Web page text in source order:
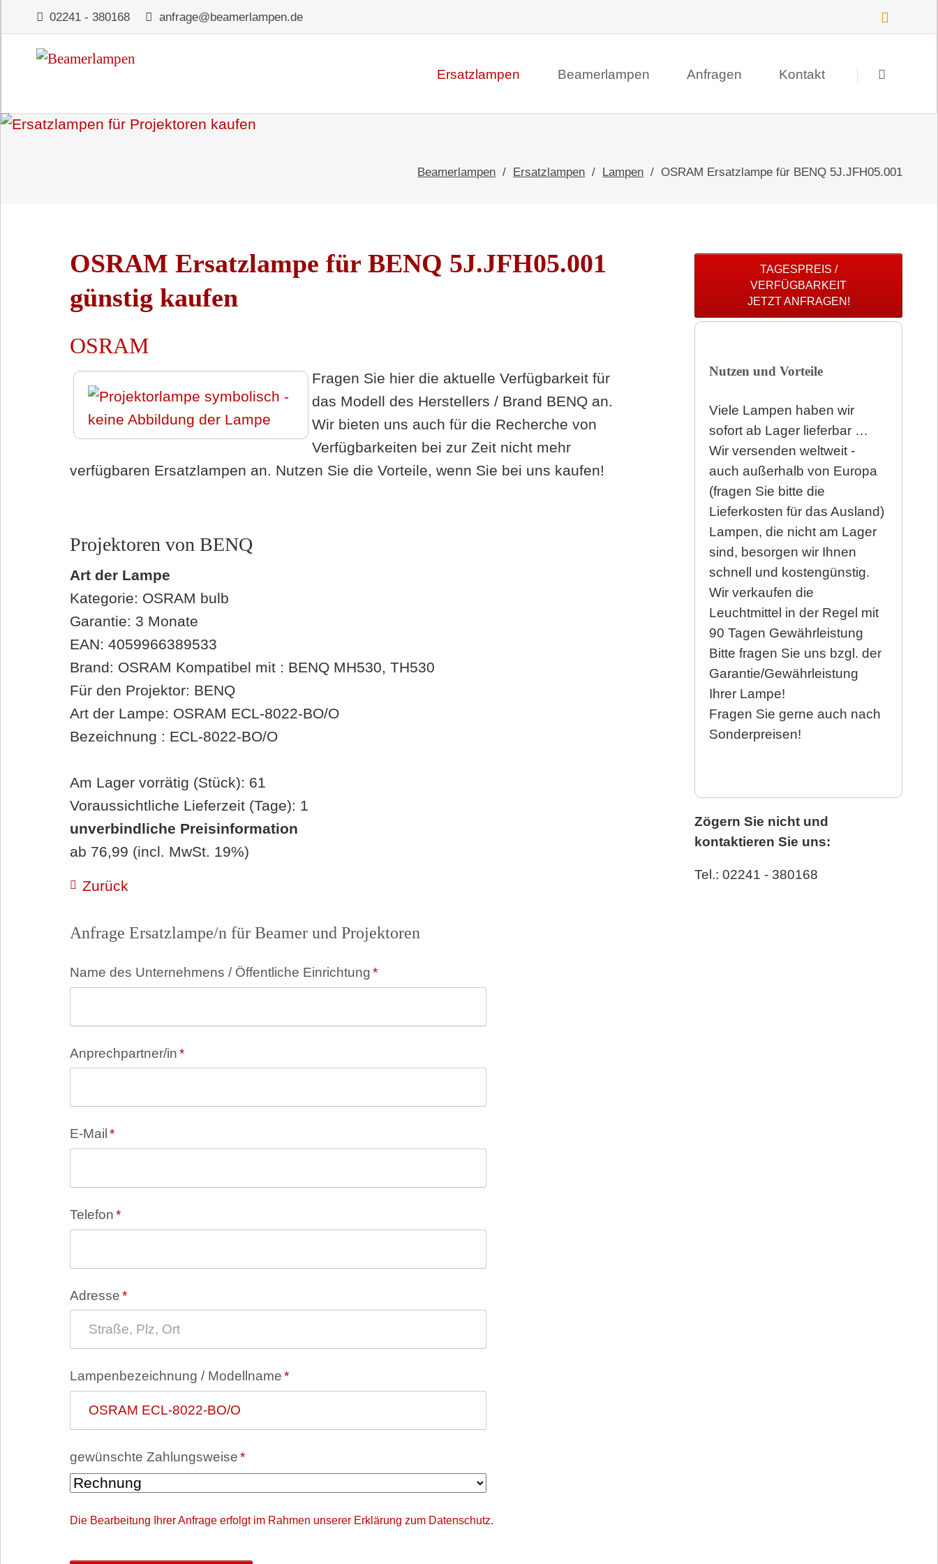
02241 - 380168 anfrage@beamerlampen.de
überspringen
Ersatzlampen Beamerlampen Anfragen Kontakt
Beamerlampen Ersatzlampen Lampen OSRAM Ersatzlampe für BENQ 5J.JFH05.001
OSRAM Ersatzlampe für BENQ 5J.JFH05.001
günstig kaufen
OSRAM
Fragen Sie hier die aktuelle Verfügbarkeit für
das Modell des Herstellers / Brand BENQ an.
Wir bieten uns auch für die Recherche von
Verfügbarkeiten bei zur Zeit nicht mehr
verfügbaren Ersatzlampen an. Nutzen Sie die Vorteile, wenn Sie bei uns kaufen!
Projektoren von BENQ
Art der Lampe
Kategorie: OSRAM bulb
Garantie: 3 Monate
EAN: 4059966389533
Brand: OSRAM Kompatibel mit : BENQ MH530, TH530
Für den Projektor: BENQ
Art der Lampe: OSRAM ECL-8022-BO/O
Bezeichnung : ECL-8022-BO/O
Am Lager vorrätig (Stück): 61
Voraussichtliche Lieferzeit (Tage): 1
unverbindliche Preisinformation
ab 76,99 (incl. MwSt. 19%)
Zurück
Anfrage Ersatzlampe/n für Beamer und Projektoren
Pflichtfeld
Name des Unternehmens / Öffentliche Einrichtung*
Pflichtfeld
Anprechpartner/in*
Pflichtfeld
E-Mail *
Pflichtfeld
Telefon*
Pflichtfeld
Adresse*
Pflichtfeld
Lampenbezeichnung / Modellname*
Pflichtfeld
gewünschte Zahlungsweise*
Die Bearbeitung Ihrer Anfrage erfolgt im Rahmen unserer Erklärung zum Datenschutz.
TAGESPREIS /
VERFÜGBARKEIT
JETZT ANFRAGEN!
Nutzen und Vorteile
Viele Lampen haben wir
sofort ab Lager lieferbar …
Wir versenden weltweit -
auch außerhalb von Europa
(fragen Sie bitte die
Lieferkosten für das Ausland)
Lampen, die nicht am Lager
sind, besorgen wir Ihnen
schnell und kostengünstig.
Wir verkaufen die
Leuchtmittel in der Regel mit
90 Tagen Gewährleistung
Bitte fragen Sie uns bzgl. der
Garantie/Gewährleistung
Ihrer Lampe!
Fragen Sie gerne auch nach
Sonderpreisen!
Zögern Sie nicht und
kontaktieren Sie uns:
Tel.: 02241 - 380168